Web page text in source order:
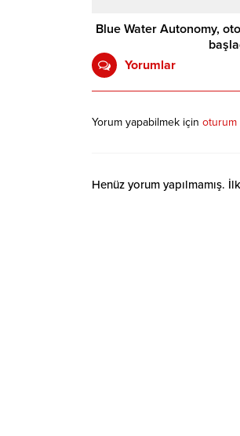
Blue Water Autonomy,
Yorumlar
Yorum yapabilmek için oturum
Henüz yorum yapılmamış.